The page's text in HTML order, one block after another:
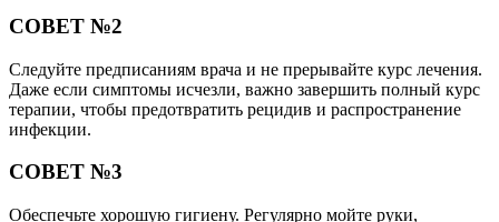
СОВЕТ №2
Следуйте предписаниям врача и не прерывайте курс лечения.
Даже если симптомы исчезли, важно завершить полный курс
терапии, чтобы предотвратить рецидив и распространение
инфекции.
СОВЕТ №3
Обеспечьте хорошую гигиену. Регулярно мойте руки,